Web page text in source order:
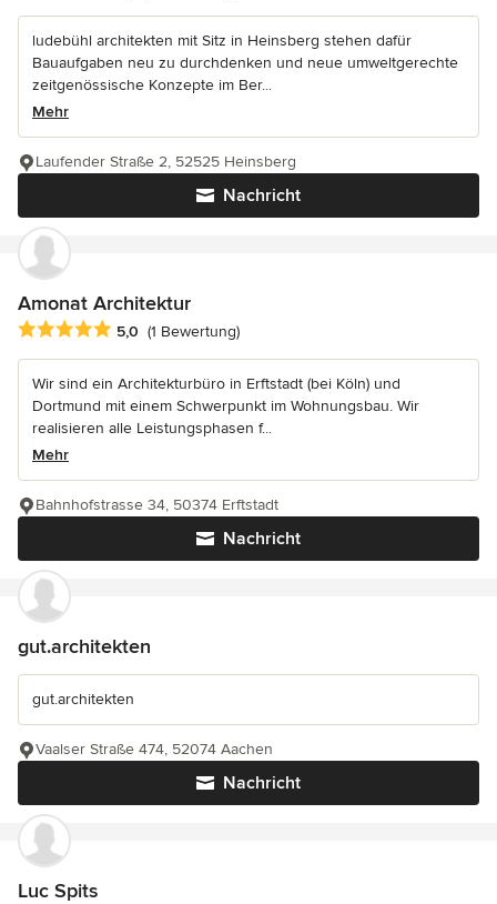
ludebühl architekten mit Sitz in Heinsberg stehen dafür
Bauaufgaben neu zu durchdenken und neue umweltgerechte
zeitgenössische Konzepte im Ber...
Mehr
Nachricht
Laufender Straße 2, 52525 Heinsberg
Amonat Architektur
Durchschnittliche Bewertung: 5 von 5 Sternen
5,0 (1 Bewertung)
Wir sind ein Architekturbüro in Erftstadt (bei Köln) und
Dortmund mit einem Schwerpunkt im Wohnungsbau. Wir
realisieren alle Leistungsphasen f...
Mehr
Nachricht
Bahnhofstrasse 34, 50374 Erftstadt
gut.architekten
gut.architekten
Nachricht
Vaalser Straße 474, 52074 Aachen
Luc Spits